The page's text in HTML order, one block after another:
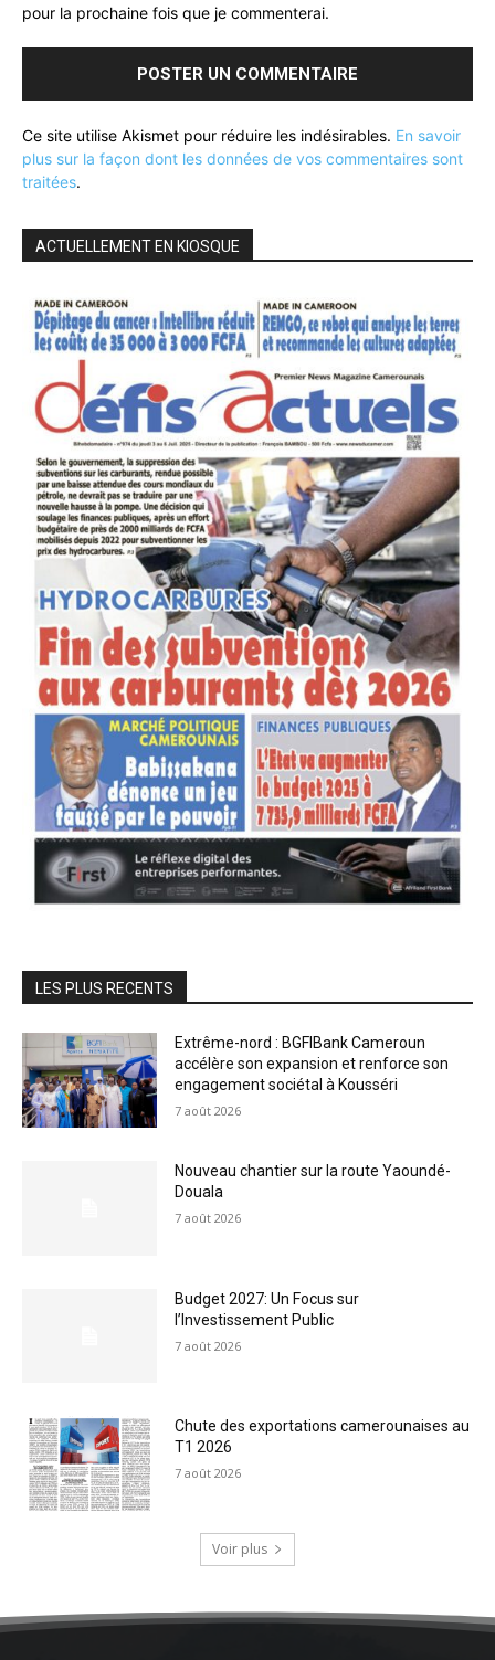
pour la prochaine fois que je commenterai.
Ce site utilise Akismet pour réduire les indésirables. En savoir
plus sur la façon dont les données de vos commentaires sont
traitées.
ACTUELLEMENT EN KIOSQUE
LES PLUS RECENTS
Extrême-nord : BGFIBank Cameroun
accélère son expansion et renforce son
engagement sociétal à Kousséri
7 août 2026
Nouveau chantier sur la route Yaoundé-
Douala
7 août 2026
Budget 2027: Un Focus sur
l’Investissement Public
7 août 2026
Chute des exportations camerounaises au
T1 2026
7 août 2026
Voir plus